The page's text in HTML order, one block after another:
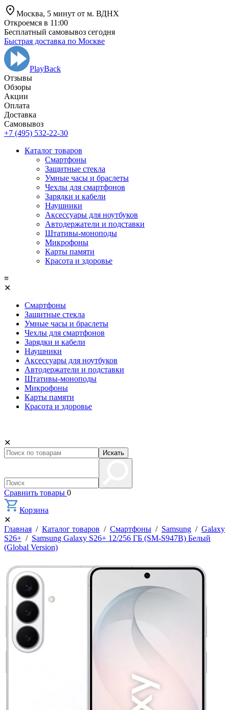
Москва, 5 минут от м. ВДНХ
Откроемся в 11:00
Бесплатный самовывоз сегодня
Быстрая доставка по Москве
PlayBack
Отзывы
Обзоры
Aкции
Оплата
Доставка
Самовывоз
+7 (495) 532-22-30
Каталог товаров
Смартфоны
Защитные стекла
Умные часы и браслеты
Чехлы для смартфонов
Зарядки и кабели
Наушники
Аксессуары для ноутбуков
Автодержатели и подставки
Штативы-моноподы
Микрофоны
Карты памяти
Красота и здоровье
≡
✕
Смартфоны
Защитные стекла
Умные часы и браслеты
Чехлы для смартфонов
Зарядки и кабели
Наушники
Аксессуары для ноутбуков
Автодержатели и подставки
Штативы-моноподы
Микрофоны
Карты памяти
Красота и здоровье
✕
Искать
Сравнить товары 0
Корзина
✕
Главная / Каталог товаров / Смартфоны / Samsung / Galaxy
S26+ / Samsung Galaxy S26+ 12/256 ГБ (SM-S947B) Белый
(Global Version)